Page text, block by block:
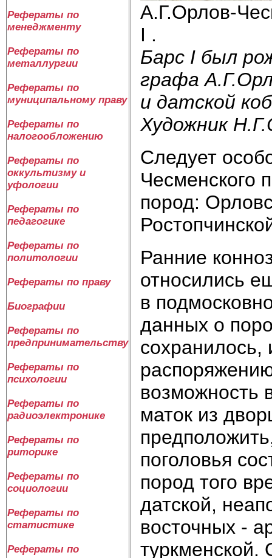
Рефераты по
менеджменту
Рефераты по
металлургии
Рефераты по
муниципальному праву
Рефераты по
налогообложению
Рефераты по
оккультизму и
уфологии
Рефераты по
педагогике
Рефераты по
политологии
Рефераты по праву
Биографии
Рефераты по
предпринимательству
Рефераты по
психологии
Рефераты по
радиоэлектронике
Рефераты по
риторике
Рефераты по
социологии
Рефераты по
статистике
Рефераты по
А.Г.Орлов-
I .
Барс I был
графа
и датской
Художник
Следует
Чесменского
пород:
Ранние
относились
в
данных о
возможность
маток из
поголовья
пород того
датской,
восточных -